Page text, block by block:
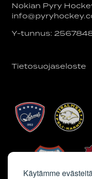
Käytämme
Nokian Pyry
Y-tunnus:
Tietosuojaseloste